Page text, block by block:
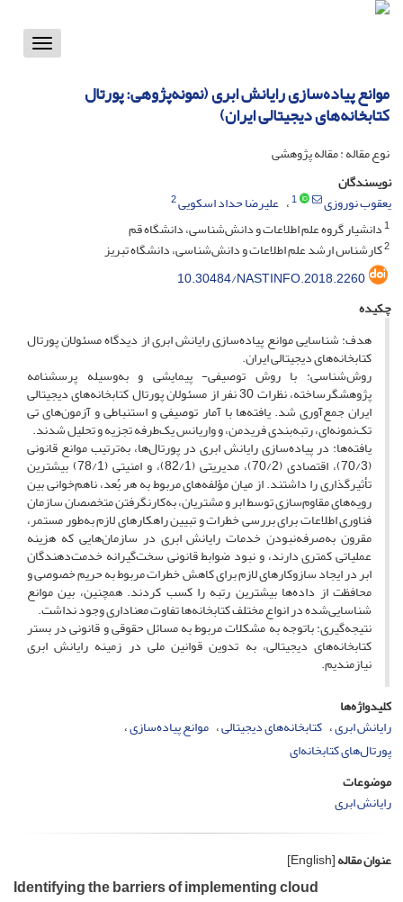
Toggle
موانع پیاده‌سازی رایانش ابری (نمونه‌پژوهی: پورتال‌
کتابخانه‌های دیجیتالی ایران)
نوع مقاله : مقاله پژوهشی
نویسندگان
یعقوب نوروزی
1 علیرضا حداد اسکویی2
1دانشیار گروه علم اطلاعات و دانش‌شناسی، دانشگاه قم
2کارشناس ارشد علم اطلاعات و دانش‌شناسی، دانشگاه تبریز
10.30484/NASTINFO.2018.2260
چکیده
هدف: شناسایی موانع پیاده‌سازی رایانش ابری از دیدگاه مسئولان پورتال‌
کتابخانه‌های دیجیتالی ایران.
روش‌شناسی: با روش توصیفی- پیمایشی و به‌وسیله پرسشنامه
پژوهشگرساخته، نظرات 30 نفر از مسئولان پورتال‌ کتابخانه‌های دیجیتالی
ایران جمع‌آوری شد. یافته‌ها با آمار توصیفی و استنباطی و آزمون‌های تی
تک‌نمونه‌ای، رتبه‌بندی فریدمن، و واریانس یک‌‌طرفه تجزیه و تحلیل شدند.
یافته‌ها: در پیاده‌سازی رایانش ابری در پورتال‌ها، به‌ترتیب موانع قانونی
(70/3)، اقتصادی (70/2)، مدیریتی (82/1)، و امنیتی (78/1) بیشترین
تأثیرگذاری را داشتند. از میان مؤلفه‌های مربوط به هر بُعد، ناهم‌خوانی بین
رویه‌های مقاوم‌سازی توسط ابر و مشتریان، به‌کارنگرفتن متخصصان سازمان
فناوری اطلاعات برای بررسی خطرات و تبیین راهکارهای لازم به‌طور مستمر،
مقرون به‌صرفه‌نبودن خدمات رایانش ابری در سازمان‌هایی که هزینه
عملیاتی کمتری دارند، و نبود ضوابط قانونی سخت‌گیرانه خدمت‌دهندگان
ابر در ایجاد سازوکارهای لازم برای کاهش خطرات مربوط به حریم خصوصی و
محافظت از داده‌ها بیشترین رتبه را کسب کردند. همچنین، بین موانع
شناسایی‌شده در انواع مختلف کتابخانه‌ها تفاوت معناداری وجود نداشت.
نتیجه‌گیری: باتوجه به مشکلات مربوط به مسائل حقوقی و قانونی در بستر
کتابخانه‌های دیجیتالی، به تدوین قوانین ملی در زمینه رایانش ابری
نیازمندیم.
کلیدواژه‌ها
رایانش ابری کتابخانه‌های دیجیتالی موانع پیاده‌سازی
پورتال‌‎های کتابخانه‌ای
موضوعات
رایانش ابری
عنوان مقاله[English]
Identifying the barriers of implementing cloud